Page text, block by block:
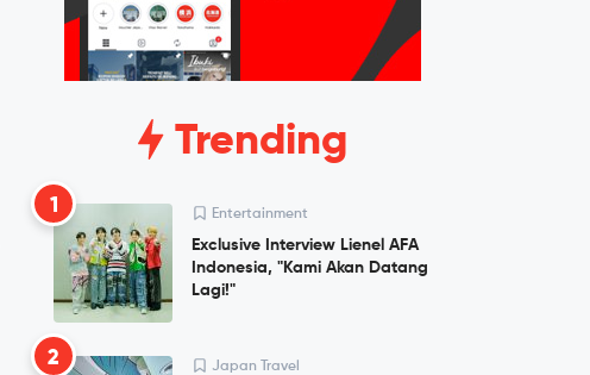
Trending
1 Entertainment
Exclusive Interview Lienel AFA
Indonesia, "Kami Akan Datang
Lagi!"
2 Japan Travel